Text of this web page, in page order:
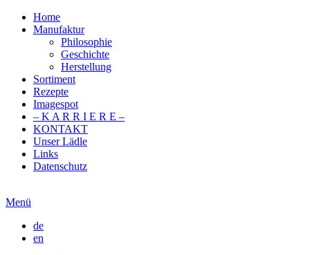
Home
Manufaktur
Philosophie
Geschichte
Herstellung
Sortiment
Rezepte
Imagespot
– K A R R I E R E –
KONTAKT
Unser Lädle
Links
Datenschutz
Menü
de
en